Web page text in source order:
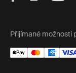
Přijímané možnosti